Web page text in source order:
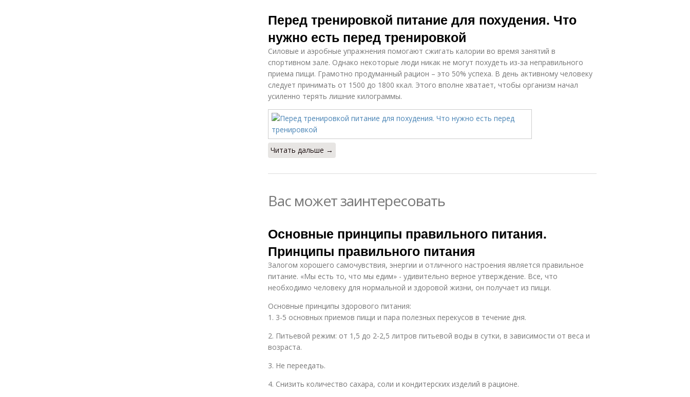
Перед тренировкой питание для похудения. Что
нужно есть перед тренировкой
Силовые и аэробные упражнения помогают сжигать калории во время занятий в
спортивном зале. Однако некоторые люди никак не могут похудеть из-за неправильного
приема пищи. Грамотно продуманный рацион – это 50% успеха. В день активному человеку
следует принимать от 1500 до 1800 ккал. Этого вполне хватает, чтобы организм начал
усиленно терять лишние килограммы.
Читать дальше →
Вас может заинтересовать
Основные принципы правильного питания.
Принципы правильного питания
Залогом хорошего самочувствия, энергии и отличного настроения является правильное
питание. «Мы есть то, что мы едим» - удивительно верное утверждение. Все, что
необходимо человеку для нормальной и здоровой жизни, он получает из пищи.
Основные принципы здорового питания:
1. 3-5 основных приемов пищи и пара полезных перекусов в течение дня.
2. Питьевой режим: от 1,5 до 2-2,5 литров питьевой воды в сутки, в зависимости от веса и
возраста.
3. Не переедать.
4. Снизить количество сахара, соли и кондитерских изделий в рационе.